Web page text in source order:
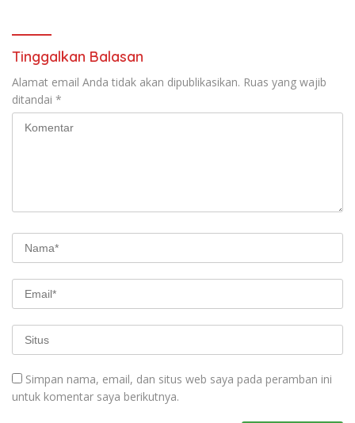
Tinggalkan Balasan
Alamat email Anda tidak akan dipublikasikan. Ruas yang wajib
ditandai *
Simpan nama, email, dan situs web saya pada peramban ini
untuk komentar saya berikutnya.